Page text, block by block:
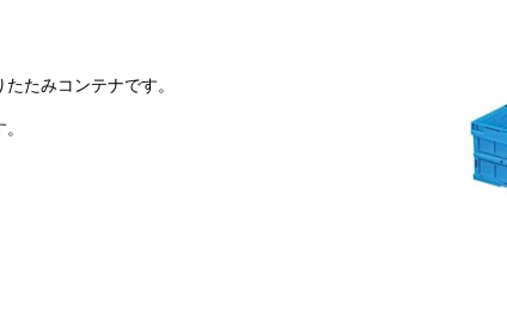
たみコンテナです。